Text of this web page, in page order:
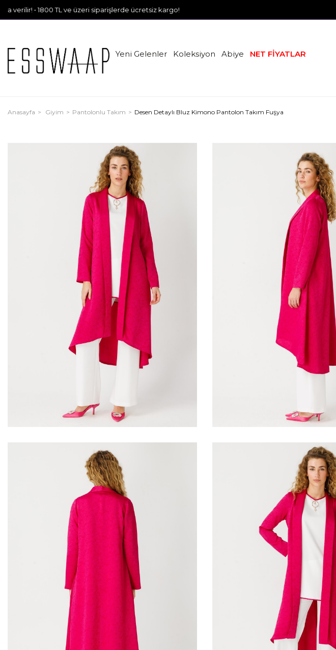
TL ve üzeri siparişlerde ücretsiz kargo!
Yeni Gelenler Koleksiyon Abiye NET FİYATLAR
Anasayfa Giyim Pantolonlu Takım Desen Detaylı Bluz Kimono Pantolon Takım Fuşya